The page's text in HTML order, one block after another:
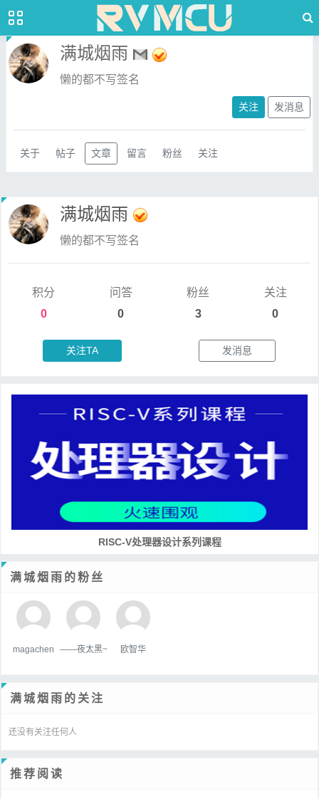
满城烟雨
懒的都不写签名
关注 发消息
关于 帖子 文章 留言 粉丝 关注
满城烟雨
懒的都不写签名
积分
0
问答
0
粉丝
3
关注
0
关注TA 发消息
RISC-V处理器设计系列课程
满城烟雨的粉丝
magachen ——夜太黑~ 欧智华
满城烟雨的关注
还没有关注任何人
推荐阅读